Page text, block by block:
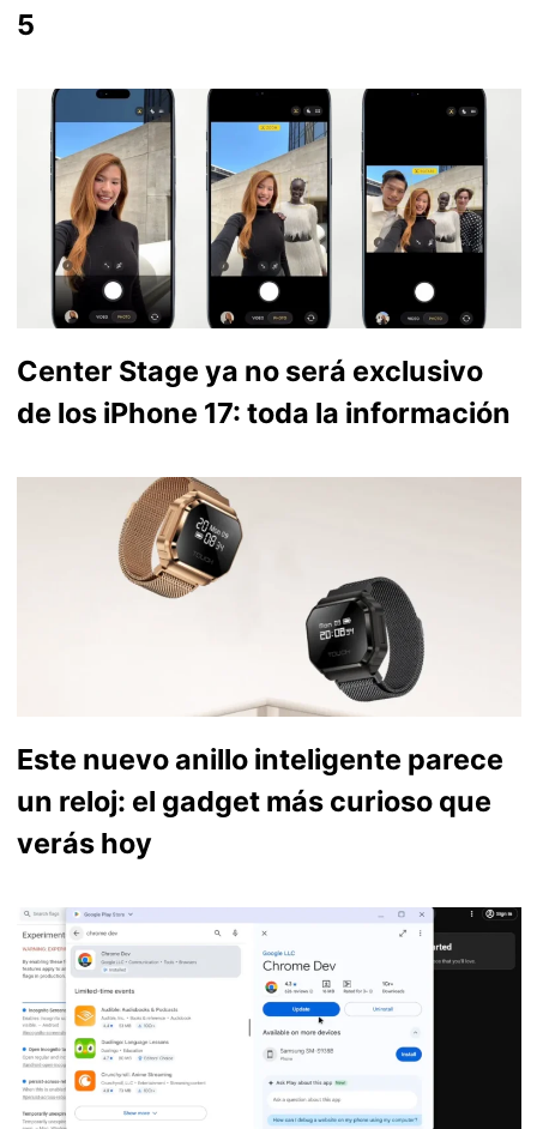
5
Center Stage ya no será exclusivo
de los iPhone 17: toda la información
Este nuevo anillo inteligente parece
un reloj: el gadget más curioso que
verás hoy